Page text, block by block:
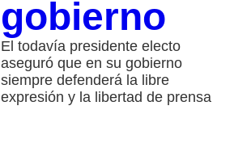
gobierno
El todavía presidente electo
aseguró que en su gobierno
siempre defenderá la libre
expresión y la libertad de prensa